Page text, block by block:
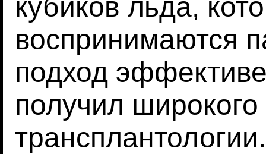
кубиков льда,
воспринимаются
подход
получил